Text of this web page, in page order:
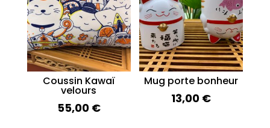
Coussin Kawaï
velours
55,00 €
Mug porte bonheur
13,00 €